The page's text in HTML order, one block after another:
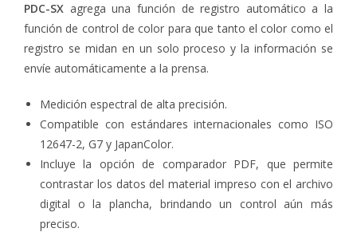
PDC-SX agrega una función de registro automático a la
función de control de color para que tanto el color como el
registro se midan en un solo proceso y la información se
envíe automáticamente a la prensa.
Medición espectral de alta precisión.
Compatible con estándares internacionales como ISO
12647-2, G7 y JapanColor.
Incluye la opción de comparador PDF, que permite
contrastar los datos del material impreso con el archivo
digital o la plancha, brindando un control aún más
preciso.